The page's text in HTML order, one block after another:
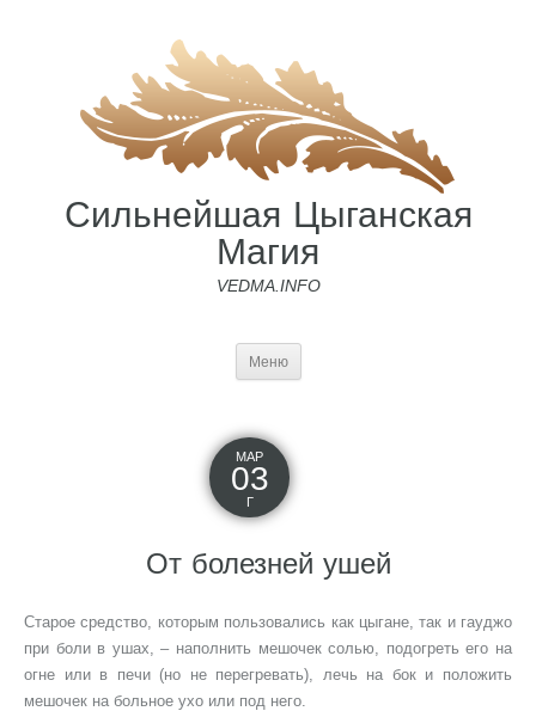
Сильнейшая Цыганская
Магия
VEDMA.INFO
Меню
МАР
03
Г
От болезней ушей
Старое средство, которым пользовались как цыгане, так и гауджо
при боли в ушах, – наполнить мешочек солью, подогреть его на
огне или в печи (но не перегревать), лечь на бок и положить
мешочек на больное ухо или под него.